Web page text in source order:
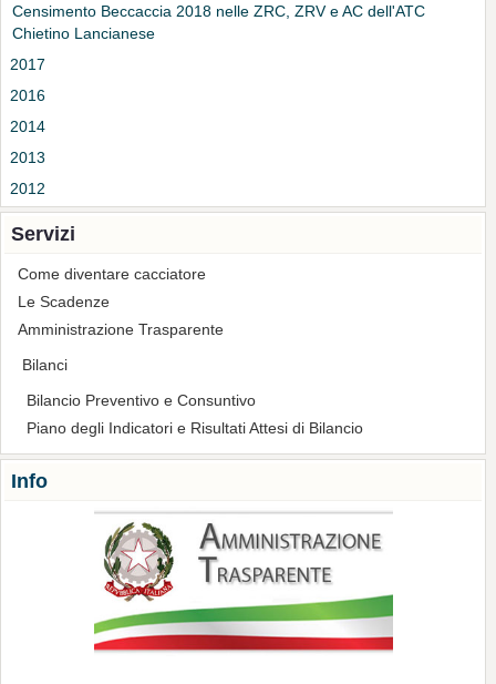
Censimento Beccaccia 2018 nelle ZRC, ZRV e AC dell'ATC
Chietino Lancianese
2017
2016
2014
2013
2012
Servizi
Come diventare cacciatore
Le Scadenze
Amministrazione Trasparente
Bilanci
Bilancio Preventivo e Consuntivo
Piano degli Indicatori e Risultati Attesi di Bilancio
Info